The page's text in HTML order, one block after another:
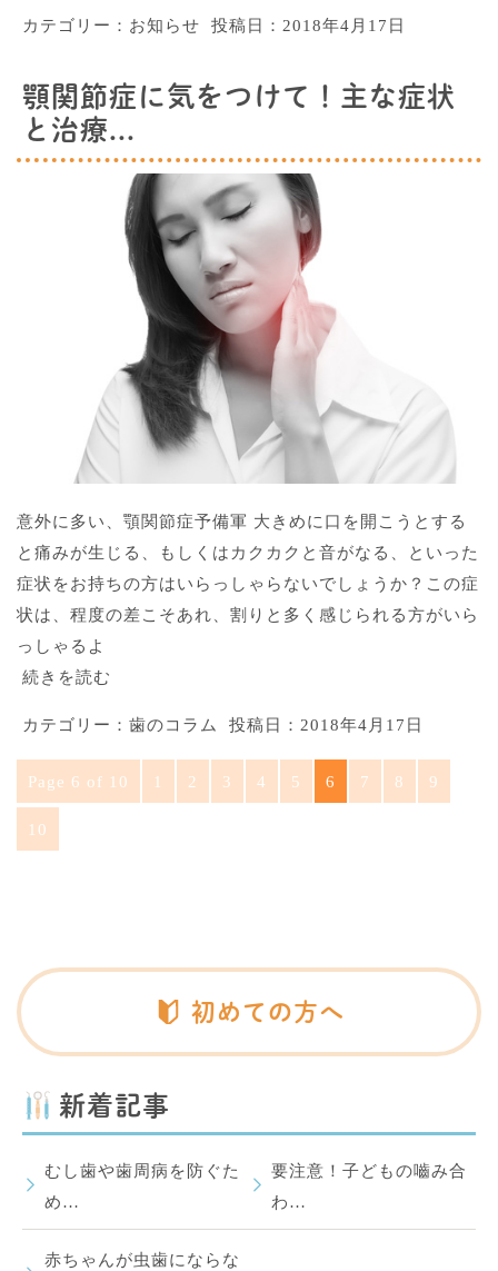
カテゴリー： お知らせ 投稿日： 2018年4月17日
顎関節症に気をつけて！主な症状
と治療...
意外に多い、顎関節症予備軍 大きめに口を開こうとする
と痛みが生じる、もしくはカクカクと音がなる、といった
症状をお持ちの方はいらっしゃらないでしょうか？この症
状は、程度の差こそあれ、割りと多く感じられる方がいら
っしゃるよ
続きを読む
カテゴリー： 歯のコラム 投稿日： 2018年4月17日
Page 6 of 10 1 2 3 4 5 6 7 8 9
10
初めての方へ
新着記事
むし歯や歯周病を防ぐた
め…
要注意！子どもの嚙み合
わ…
赤ちゃんが虫歯にならな